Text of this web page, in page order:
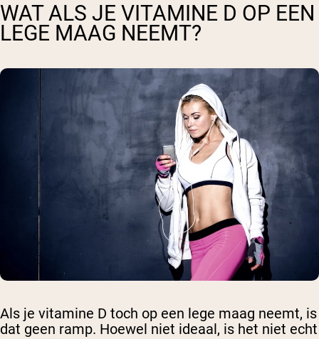
WAT ALS JE VITAMINE D OP EEN
LEGE MAAG NEEMT?
Als je vitamine D toch op een lege maag neemt, is
dat geen ramp. Hoewel niet ideaal, is het niet echt